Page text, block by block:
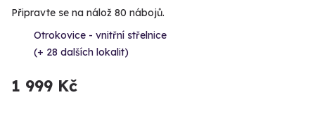
Připravte se na nálož 80 nábojů.
Otrokovice - vnitřní střelnice
(+ 28 dalších lokalit)
1 999 Kč